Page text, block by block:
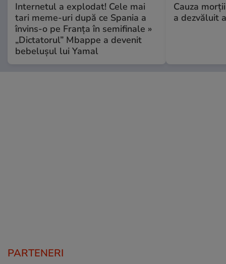
Internetul a explodat! Cele mai
tari meme-uri după ce Spania a
învins-o pe Franța în semifinale »
„Dictatorul” Mbappe a devenit
bebelușul lui Yamal
Cauza
a dezvăluit
PARTENERI